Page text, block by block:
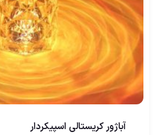
آباژور کریستالی اسپیکردار